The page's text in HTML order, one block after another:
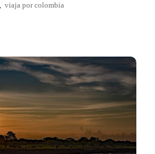
, viaja por colombia